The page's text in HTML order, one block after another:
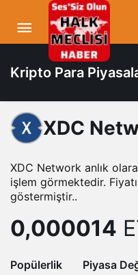
Kripto Para
XDC
XDC Network anlık
işlem görmektedir.
göstermiştir..
0,000014
Popülerlik
Piyasa